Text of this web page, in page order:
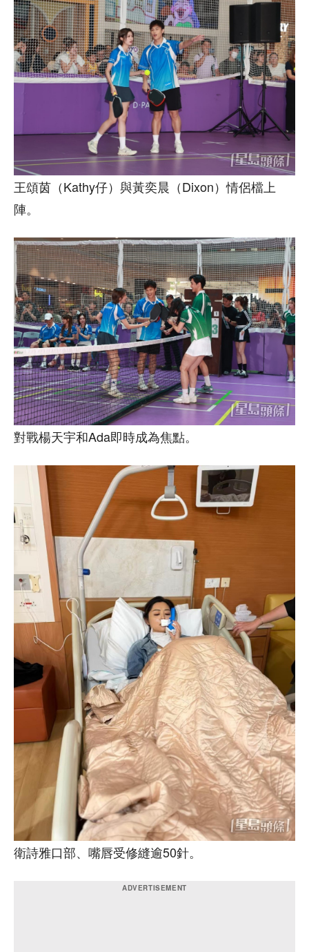
王頌茵（Kathy仔）與黃奕晨（Dixon）情侶檔上
陣。
對戰楊天宇和Ada即時成為焦點。
衛詩雅口部、嘴唇受修縫逾50針。